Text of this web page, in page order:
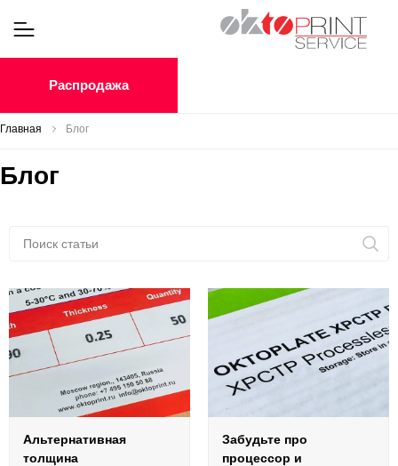
Распродажа
Главная Блог
Блог
Альтернативная
толщина
Забудьте про
процессор и